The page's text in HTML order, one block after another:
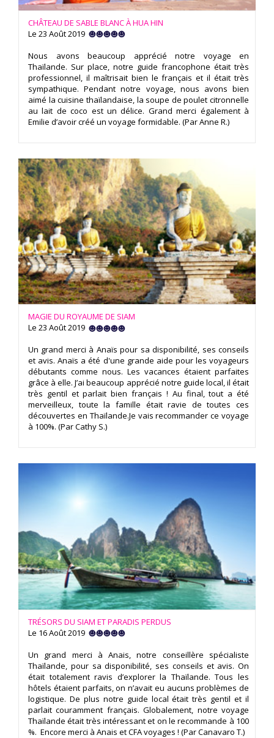
CHÂTEAU DE SABLE BLANC À HUA HIN
Le 23 Août 2019
Nous avons beaucoup apprécié notre voyage en
Thaïlande. Sur place, notre guide francophone était très
professionnel, il maîtrisait bien le français et il était très
sympathique. Pendant notre voyage, nous avons bien
aimé la cuisine thaïlandaise, la soupe de poulet citronnelle
au lait de coco est un délice. Grand merci également à
Emilie d’avoir créé un voyage formidable. (Par Anne R.)
MAGIE DU ROYAUME DE SIAM
Le 23 Août 2019
Un grand merci à Anaïs pour sa disponibilité, ses conseils
et avis. Anaïs a été d'une grande aide pour les voyageurs
débutants comme nous. Les vacances étaient parfaites
grâce à elle. J’ai beaucoup apprécié notre guide local, il était
très gentil et parlait bien français ! Au final, tout a été
merveilleux, toute la famille était ravie de toutes ces
découvertes en Thaïlande.Je vais recommander ce voyage
à 100%. (Par Cathy S.)
TRÉSORS DU SIAM ET PARADIS PERDUS
Le 16 Août 2019
Un grand merci à Anais, notre conseillère spécialiste
Thaïlande, pour sa disponibilité, ses conseils et avis. On
était totalement ravis d’explorer la Thaïlande. Tous les
hôtels étaient parfaits, on n’avait eu aucuns problèmes de
logistique. De plus notre guide local était très gentil et il
parlait couramment français. Globalement, notre voyage
Thaïlande était très intéressant et on le recommande à 100
%. Encore merci à Anais et CFA voyages ! (Par Canavaro T.)